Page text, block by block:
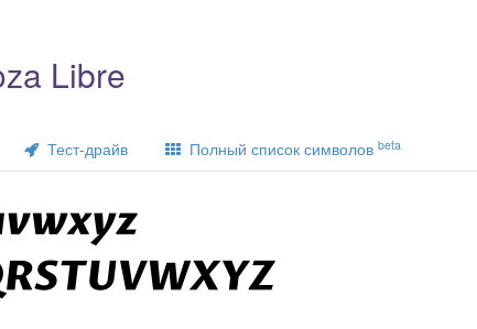
Libre
Тест-драйв Полный список символов beta